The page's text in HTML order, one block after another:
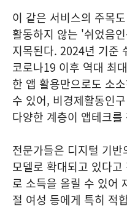
이 같은 서비스의 주목
활동하지 않는 '쉬었음
지목된다. 2024년 기준
코로나19 이후 역대 최
한 앱 활용만으로도 소
수 있어, 비경제활동인
다양한 계층이 앱테크를
전문가들은 디지털 기
모델로 확대되고 있다
로 소득을 올릴 수 있어
절 여성 등에게 특히 적